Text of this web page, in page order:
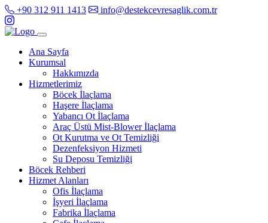
+90 312 911 1413 info@destekcevresaglik.com.tr
Ana Sayfa
Kurumsal
Hakkımızda
Hizmetlerimiz
Böcek İlaçlama
Haşere İlaçlama
Yabancı Ot İlaçlama
Araç Üstü Mist-Blower İlaçlama
Ot Kurutma ve Ot Temizliği
Dezenfeksiyon Hizmeti
Su Deposu Temizliği
Böcek Rehberi
Hizmet Alanları
Ofis İlaçlama
İşyeri İlaçlama
Fabrika İlaçlama